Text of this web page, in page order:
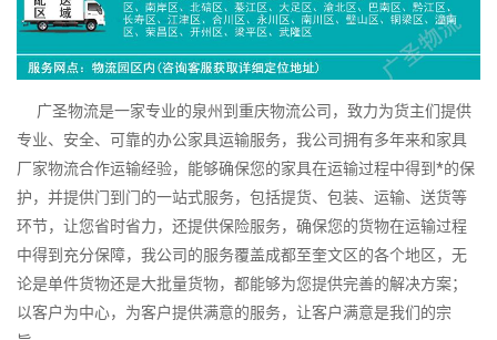
广圣物流是一家专业的泉州到重庆物流公司，致力为货主们提供
专业、安全、可靠的办公家具运输服务，我公司拥有多年来和家具
厂家物流合作运输经验，能够确保您的家具在运输过程中得到*的保
护，并提供门到门的一站式服务，包括提货、包装、运输、送货等
环节，让您省时省力，还提供保险服务，确保您的货物在运输过程
中得到充分保障，我公司的服务覆盖成都至奎文区的各个地区，无
论是单件货物还是大批量货物，都能够为您提供完善的解决方案；
以客户为中心，为客户提供满意的服务，让客户满意是我们的宗